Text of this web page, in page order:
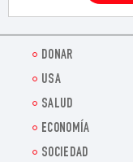
DONAR
USA
SALUD
ECONOMÍA
SOCIEDAD